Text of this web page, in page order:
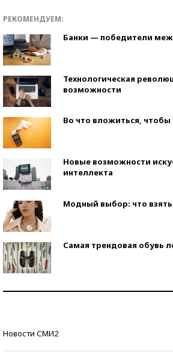
РЕКОМЕНДУЕМ:
Банки — победители
Технологическая
возможности
Во что вложиться, чтобы
Новые возможности
интеллекта
Модный выбор: что взять
Самая трендовая обувь
Новости СМИ2